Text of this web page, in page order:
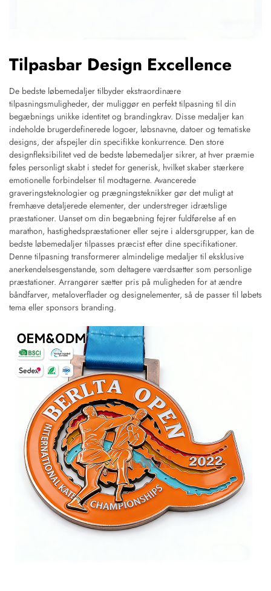
Tilpasbar Design Excellence
De bedste løbemedaljer tilbyder ekstraordinære
tilpasningsmuligheder, der muliggør en perfekt tilpasning til din
begæbnings unikke identitet og brandingkrav. Disse medaljer kan
indeholde brugerdefinerede logoer, løbsnavne, datoer og tematiske
designs, der afspejler din specifikke konkurrence. Den store
designfleksibilitet ved de bedste løbemedaljer sikrer, at hver præmie
føles personligt skabt i stedet for generisk, hvilket skaber stærkere
emotionelle forbindelser til modtagerne. Avancerede
graveringsteknologier og prægningsteknikker gør det muligt at
fremhæve detaljerede elementer, der understreger idrætslige
præstationer. Uanset om din begæbning fejrer fuldførelse af en
marathon, hastighedspræstationer eller sejre i aldersgrupper, kan de
bedste løbemedaljer tilpasses præcist efter dine specifikationer.
Denne tilpasning transformerer almindelige medaljer til eksklusive
anerkendelsesgenstande, som deltagere værdsætter som personlige
præstationer. Arrangører sætter pris på muligheden for at ændre
båndfarver, metaloverflader og designelementer, så de passer til løbets
tema eller sponsors branding.